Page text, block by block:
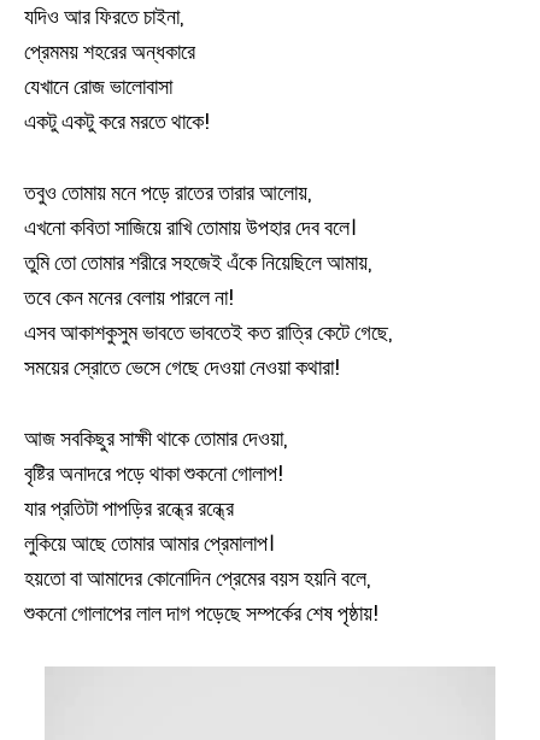
যদিও আর ফিরতে চাইনা,
প্রেমময় শহরের অন্ধকারে
যেখানে রোজ ভালোবাসা
একটু একটু করে ম‍রতে থাকে!
তবুও তোমায় মনে পড়ে রাতের তারার আলোয়,
এখনো কবিতা সাজিয়ে রাখি তোমায় উপহার দেব বলে।
তুমি তো তোমার শরীরে সহজেই এঁকে নিয়েছিলে আমায়,
তবে কেন মনের বেলায় পারলে না!
এসব আকাশকুসুম ভাবতে ভাবতেই কত রাত্রি কেটে গেছে,
সময়ের স্রোতে ভেসে গেছে দেওয়া নেওয়া কথারা!
আজ সবকিছুর সাক্ষী থাকে তোমার দেওয়া,
বৃষ্টির অনাদরে পড়ে থাকা শুকনো গোলাপ!
যার প্রতিটা পাপড়ির রন্ধ্রে রন্ধ্রে
লুকিয়ে আছে তোমার আমার প্রেমালাপ।
হয়তো বা আমাদের কোনোদিন প্রেমের বয়স হয়নি বলে,
শুকনো গোলাপের লাল দাগ পড়েছে সম্পর্কের শেষ পৃষ্ঠায়!